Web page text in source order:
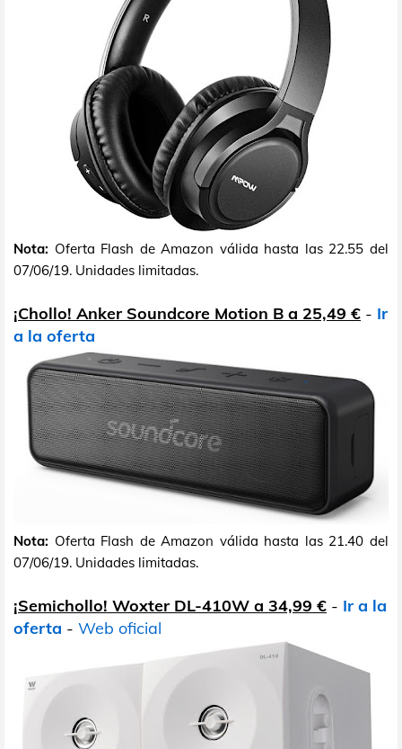
Nota: Oferta Flash de Amazon válida hasta las 22.55 del
07/06/19. Unidades limitadas.
¡Chollo! Anker Soundcore Motion B a 25,49 € - Ir
a la oferta
Nota: Oferta Flash de Amazon válida hasta las 21.40 del
07/06/19. Unidades limitadas.
¡Semichollo! Woxter DL-410W a 34,99 € - Ir a la
oferta - Web oficial